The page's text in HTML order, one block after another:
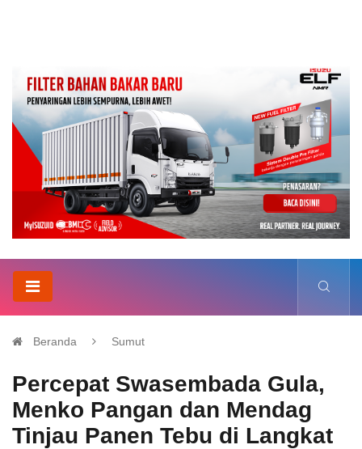
Beranda Sumut
Percepat Swasembada Gula,
Menko Pangan dan Mendag
Tinjau Panen Tebu di Langkat